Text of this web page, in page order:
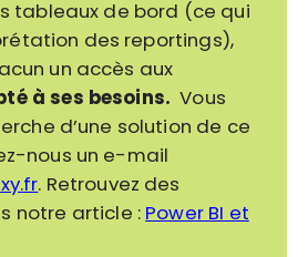
tableaux de bord (ce qui
des reportings),
un accès aux
à ses besoins. Vous
d’une solution de ce
nous un e-mail
. Retrouvez des
notre article : Power BI et